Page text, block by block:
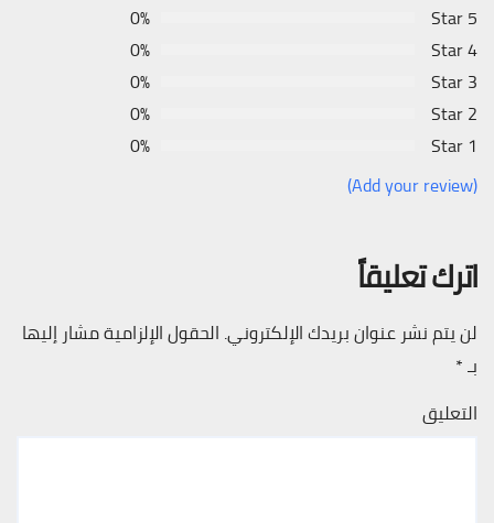
5 Star
0%
4 Star
0%
3 Star
0%
2 Star
0%
1 Star
0%
(Add your review)
اترك تعليقاً
لن يتم نشر عنوان بريدك الإلكتروني. الحقول الإلزامية مشار إليها
بـ*
التعليق